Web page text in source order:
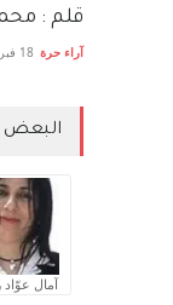
قلم :
آراء حرة 18 فبراير، 2023
البعض
آمال